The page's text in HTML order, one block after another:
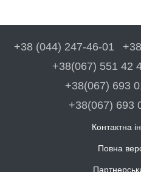
+38 (044) 247-46-01
+38(067) 551 42
+38(067) 693
+38(067) 693
Контактна
Повна